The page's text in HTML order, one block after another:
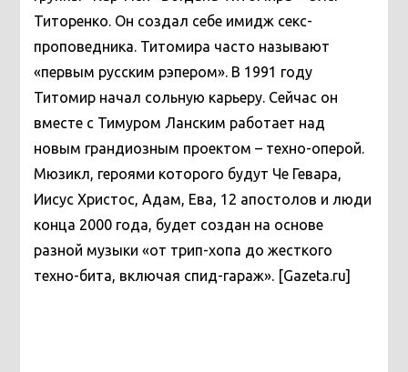
Титоренко. Он создал себе имидж секс-
проповедника. Титомира часто называют
«первым русским рэпером». В 1991 году
Титомир начал сольную карьеру. Сейчас он
вместе с Тимуром Ланским работает над
новым грандиозным проектом – техно-оперой.
Мюзикл, героями которого будут Че Гевара,
Иисус Христос, Адам, Ева, 12 апостолов и люди
конца 2000 года, будет создан на основе
разной музыки «от трип-хопа до жесткого
техно-бита, включая спид-гараж». [Gazeta.ru]